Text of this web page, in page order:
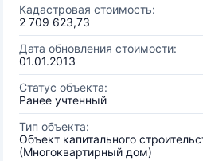
Кадастровая стоимость:
2 709 623,73
Дата обновления стоимости:
01.01.2013
Статус объекта:
Ранее учтенный
Тип объекта:
Объект капитального
(Многоквартирный дом)